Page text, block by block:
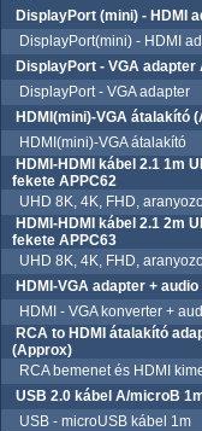
DisplayPort (mini) - HDMI
DisplayPort(mini) - HDMI
DisplayPort - VGA adapter
DisplayPort - VGA adapter
HDMI(mini)-VGA átalakító
HDMI(mini)-VGA átalakító
HDMI-HDMI kábel 2.1 1m
fekete APPC62
UHD 8K, 4K, FHD,
HDMI-HDMI kábel 2.1 2m
fekete APPC63
UHD 8K, 4K, FHD,
HDMI-VGA adapter +
HDMI - VGA konverter +
RCA to HDMI átalakító
(Approx)
RCA bemenet és HDMI
USB 2.0 kábel A/microB
USB - microUSB kábel 1m